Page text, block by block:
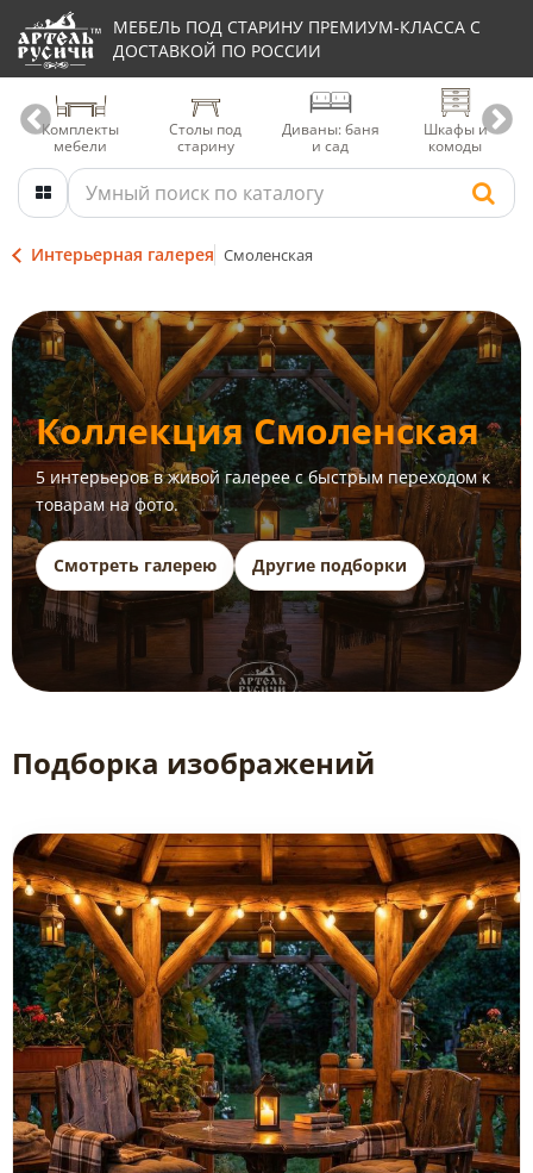
МЕБЕЛЬ ПОД СТАРИНУ ПРЕМИУМ-КЛАССА С
ДОСТАВКОЙ ПО РОССИИ
Комплекты
мебели
Столы под
старину
Диваны: баня
и сад
Шкафы и
комоды
Интерьерная галерея Смоленская
Коллекция Смоленская
5 интерьеров в живой галерее с быстрым переходом к
товарам на фото.
Смотреть галерею Другие подборки
Подборка изображений